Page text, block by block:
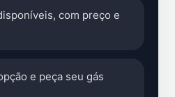
com preço e
e peça seu gás